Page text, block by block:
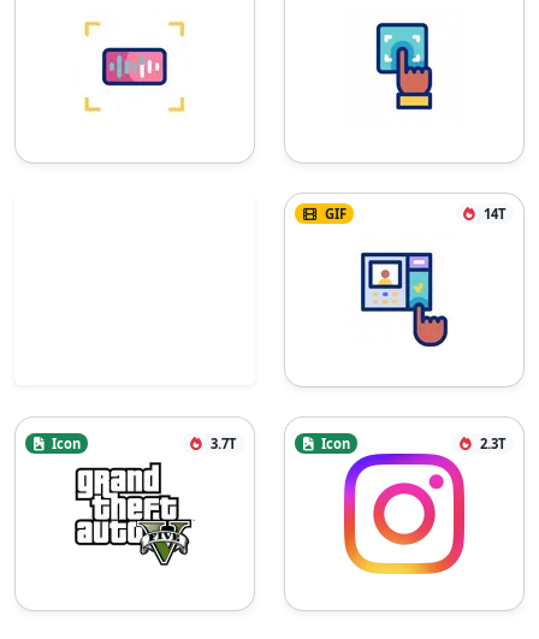
GIF 14T
Icon 3.7T Icon 2.3T